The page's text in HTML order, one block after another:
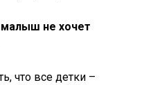
малыш не хочет
что все детки –